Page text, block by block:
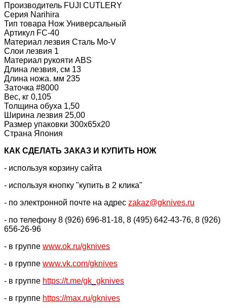
Производитель FUJI CUTLERY
Серия Narihira
Тип товара Нож Универсальный
Артикул FC-40
Материал лезвия Сталь Mo-V
Слои лезвия 1
Материал рукояти ABS
Длина лезвия, см 13
Длина ножа. мм 235
Заточка #8000
Вес, кг 0,105
Толщина обуха 1,50
Ширина лезвия 25,00
Размер упаковки 300x65x20
Страна Япония
КАК CДЕЛАТЬ ЗАКАЗ И КУПИТЬ НОЖ
- используя корзину сайта
- используя кнопку "купить в 2 клика"
- по электронной почте на адрес zakaz@gknives.ru
- по телефону 8 (926) 696-81-18, 8 (495) 642-43-76, 8 (926)
656-26-96
- в группе www.ok.ru/gknives
- в группе www.vk.com/gknives
- в группе https://t.me/gk_gknives
- в группе https://max.ru/gknives